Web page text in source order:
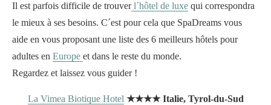
Il est parfois difficile de trouverl´hôtel de luxe qui correspondra
le mieux à ses besoins. C´est pour cela que SpaDreams vous
aide en vous proposant une liste des 6 meilleurs hôtels pour
adultes en Europe et dans le reste du monde.
Regardez et laissez vous guider !
La Vimea Biotique Hotel ★★★★ Italie, Tyrol-du-Sud